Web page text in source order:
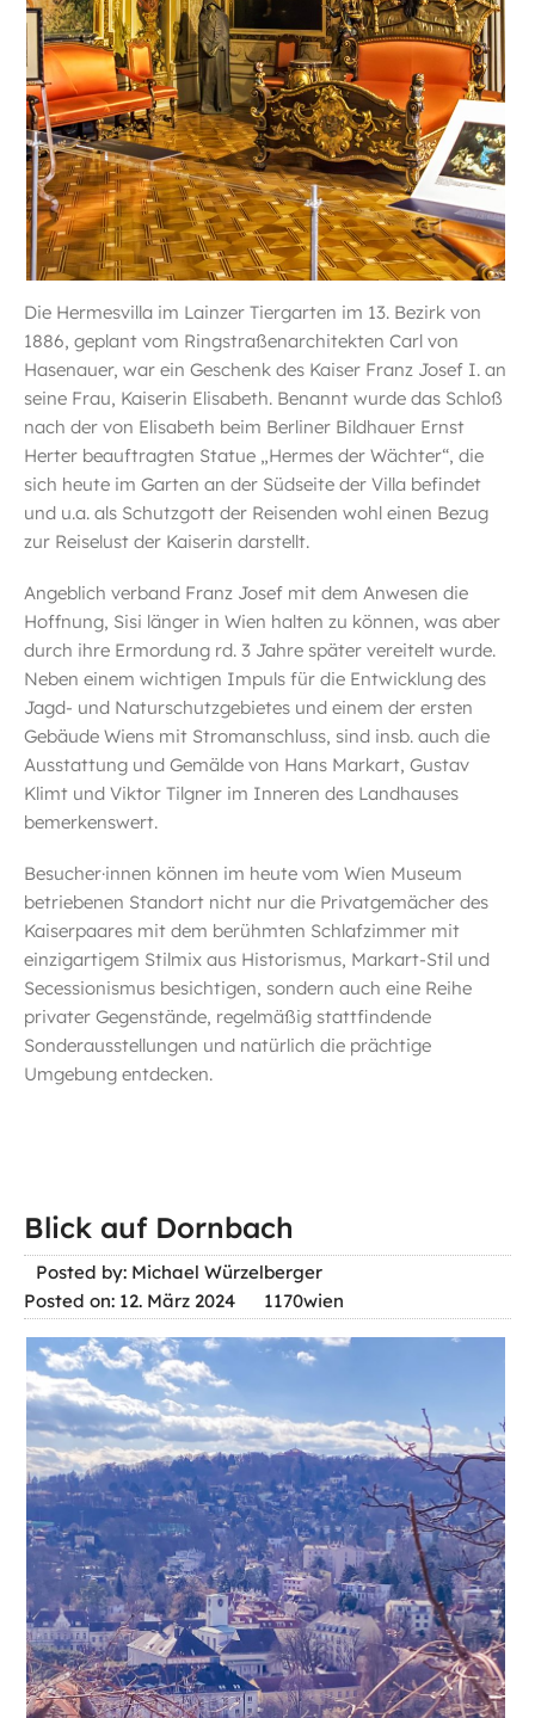
Die Hermesvilla im Lainzer Tiergarten im 13. Bezirk von
1886, geplant vom Ringstraßenarchitekten Carl von
Hasenauer, war ein Geschenk des Kaiser Franz Josef I. an
seine Frau, Kaiserin Elisabeth. Benannt wurde das Schloß
nach der von Elisabeth beim Berliner Bildhauer Ernst
Herter beauftragten Statue „Hermes der Wächter“, die
sich heute im Garten an der Südseite der Villa befindet
und u.a. als Schutzgott der Reisenden wohl einen Bezug
zur Reiselust der Kaiserin darstellt.
Angeblich verband Franz Josef mit dem Anwesen die
Hoffnung, Sisi länger in Wien halten zu können, was aber
durch ihre Ermordung rd. 3 Jahre später vereitelt wurde.
Neben einem wichtigen Impuls für die Entwicklung des
Jagd- und Naturschutzgebietes und einem der ersten
Gebäude Wiens mit Stromanschluss, sind insb. auch die
Ausstattung und Gemälde von Hans Markart, Gustav
Klimt und Viktor Tilgner im Inneren des Landhauses
bemerkenswert.
Besucher·innen können im heute vom Wien Museum
betriebenen Standort nicht nur die Privatgemächer des
Kaiserpaares mit dem berühmten Schlafzimmer mit
einzigartigem Stilmix aus Historismus, Markart-Stil und
Secessionismus besichtigen, sondern auch eine Reihe
privater Gegenstände, regelmäßig stattfindende
Sonderausstellungen und natürlich die prächtige
Umgebung entdecken.
Blick auf Dornbach
Posted by: Michael Würzelberger
Posted on: 12. März 2024
1170wien